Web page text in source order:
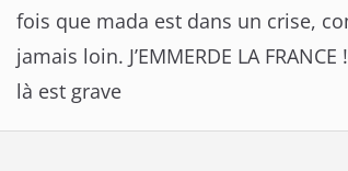
fois que mada est dans un crise,
jamais loin. J’EMMERDE LA
là est grave